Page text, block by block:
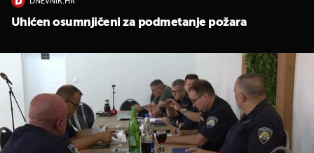
Uhićen osumnjičeni za podmetanje požara